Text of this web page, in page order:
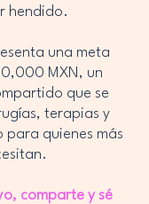
hendido.
una meta
MXN, un
que se
terapias y
para quienes más
comparte y sé